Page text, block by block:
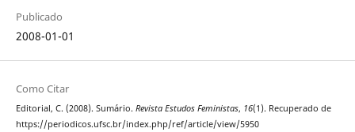
Publicado
2008-01-01
Como Citar
Editorial, C. (2008). Sumário. Revista Estudos Feministas, 16(1). Recuperado de
https://periodicos.ufsc.br/index.php/ref/article/view/5950